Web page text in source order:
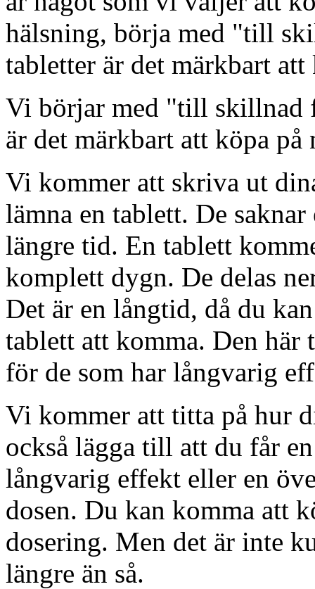
hälsning, börja med "till
tabletter är det märkbart att
Vi börjar med "till skillnad
är det märkbart att köpa på
Vi kommer att skriva ut
lämna en tablett. De
längre tid. En tablett
komplett dygn. De delas
Det är en långtid, då du
tablett att komma. Den här
för de som har långvarig
Vi kommer att titta på hur
också lägga till att du får
långvarig effekt eller en
dosen. Du kan komma att
dosering. Men det är inte
längre än så.